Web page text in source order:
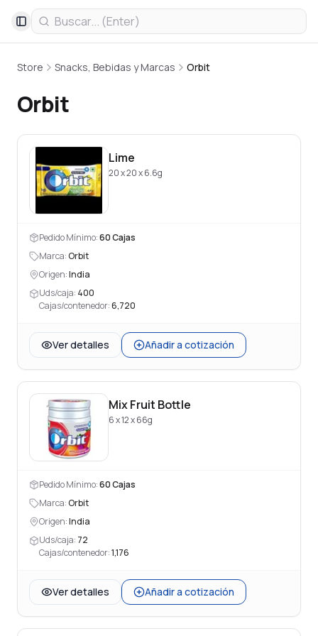
Toggle Sidebar
Store Snacks, Bebidas y Marcas Orbit
Orbit
Lime
20 x 20 x 6.6g
Pedido Mínimo:60Cajas
Marca:Orbit
Origen:India
Uds/caja: 400
Cajas/contenedor:6,720
Ver detalles Añadir a cotización
Mix Fruit Bottle
6 x 12 x 66g
Pedido Mínimo:60Cajas
Marca:Orbit
Origen:India
Uds/caja: 72
Cajas/contenedor:1,176
Ver detalles Añadir a cotización